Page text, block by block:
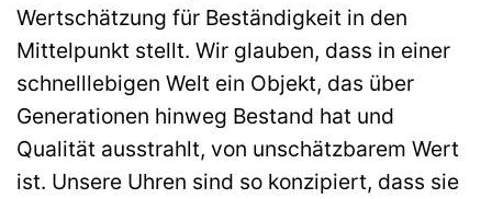
Wertschätzung für Beständigkeit in den
Mittelpunkt stellt. Wir glauben, dass in einer
schnelllebigen Welt ein Objekt, das über
Generationen hinweg Bestand hat und
Qualität ausstrahlt, von unschätzbarem Wert
ist. Unsere Uhren sind so konzipiert, dass sie